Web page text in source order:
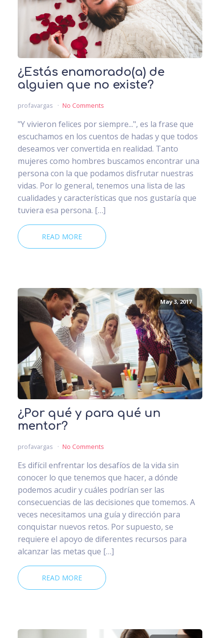
¿Estás enamorado(a) de
alguien que no existe?
profavargas No Comments
"Y vivieron felices por siempre...", es la frase que
escuchamos en los cuentos de hadas y que todos
deseamos ver convertida en realidad. Tanto
mujeres como hombres buscamos encontrar una
persona con la que podamos disfrutar nuestras
vidas. Por lo general, tenemos una lista de las
cualidades y características que nos gustaría que
tuviera esa persona. […]
READ MORE
May 3, 2017
¿Por qué y para qué un
mentor?
profavargas No Comments
Es difícil enfrentar los desafíos de la vida sin
conocer lo que tenemos que hacer, a dónde
podemos acudir y cuáles podrían ser las
consecuencias de las decisiones que tomemos. A
veces necesitamos una guía y dirección para
conquistar nuevos retos. Por supuesto, se
requiere el apoyo de diferentes recursos para
alcanzar las metas que […]
READ MORE